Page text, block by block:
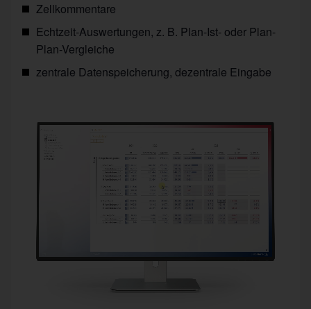
Zellkommentare
Echtzeit-Auswertungen, z. B. Plan-Ist- oder Plan-
Plan-Vergleiche
zentrale Datenspeicherung, dezentrale Eingabe